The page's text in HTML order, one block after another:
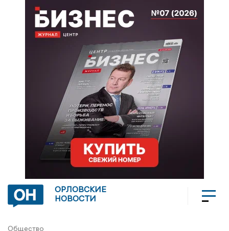
ОРЛОВСКИЕ
НОВОСТИ
Общество